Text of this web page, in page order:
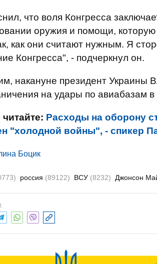
что воля Конгресса
оружия и помощи,
как они считают нужным. Я
Конгресса", - подчеркнул он.
накануне президент Украины
на удары по авиабазам в
Расходы на оборону
"холодной войны", - спикер
Боцик
россия (89122) ВСУ (8232) Джонсон